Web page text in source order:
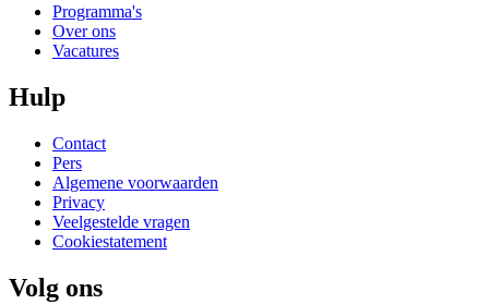
Programma's
Over ons
Vacatures
Hulp
Contact
Pers
Algemene voorwaarden
Privacy
Veelgestelde vragen
Cookiestatement
Volg ons